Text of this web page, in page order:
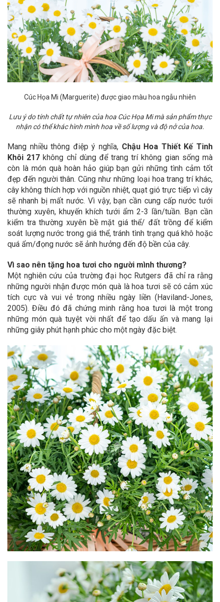
Cúc Họa Mi (Marguerite) được giao màu hoa ngẫu nhiên
Lưu ý do tính chất tự nhiên của hoa Cúc Họa Mi mà sản phẩm thực
nhận có thể khác hình mình hoa về số lượng và độ nở của hoa.
Mang nhiều thông điệp ý nghĩa, Chậu Hoa Thiết Kế Tinh
Khôi 217 không chỉ dùng để trang trí không gian sống mà
còn là món quà hoàn hảo giúp bạn gửi những tình cảm tốt
đẹp đến người thân.Cũng như những loại hoa trang trí khác,
cây không thích hợp với nguồn nhiệt, quạt gió trực tiếp vì cây
sẽ nhanh bị mất nước. Vì vậy, bạn cần cung cấp nước tưới
thường xuyên, khuyến khích tưới ẩm 2-3 lần/tuần. Bạn cần
kiểm tra thường xuyên bề mặt giá thể/ đất trồng để kiểm
soát lượng nước trong giá thể, tránh tình trạng quá khô hoặc
quá ẩm/đọng nước sẽ ảnh hưởng đến độ bền của cây.
Vì sao nên tặng hoa tươi cho người mình thương?
Một nghiên cứu của trường đại học Rutgers đã chỉ ra rằng
những người nhận được món quà là hoa tươi sẽ có cảm xúc
tích cực và vui vẻ trong nhiều ngày liền (Haviland-Jones,
2005). Điều đó đã chứng minh rằng hoa tươi là một trong
những món quà tuyệt vời nhất để tạo dấu ấn và mang lại
những giây phút hạnh phúc cho một ngày đặc biệt.